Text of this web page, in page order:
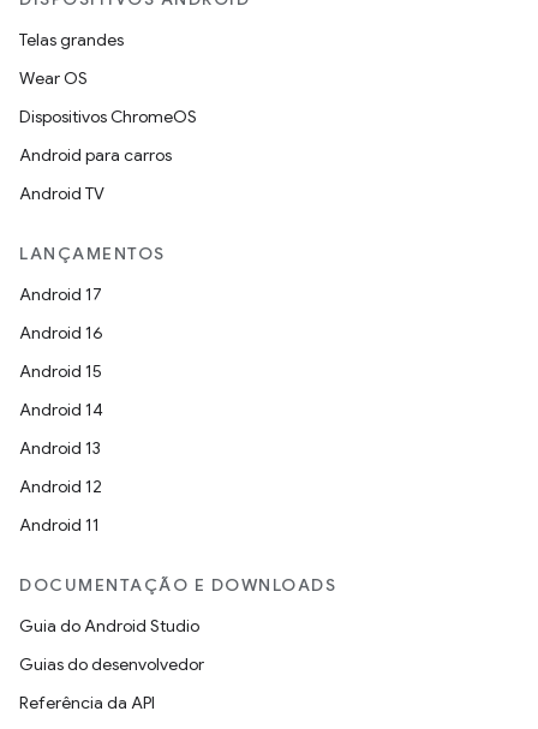
Telas grandes
Wear OS
Dispositivos ChromeOS
Android para carros
Android TV
LANÇAMENTOS
Android 17
Android 16
Android 15
Android 14
Android 13
Android 12
Android 11
DOCUMENTAÇÃO E DOWNLOADS
Guia do Android Studio
Guias do desenvolvedor
Referência da API